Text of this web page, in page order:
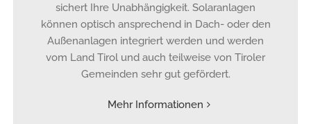
sichert Ihre Unabhängigkeit. Solaranlagen
können optisch ansprechend in Dach- oder den
Außenanlagen integriert werden und werden
vom Land Tirol und auch teilweise von Tiroler
Gemeinden sehr gut gefördert.
Mehr Informationen